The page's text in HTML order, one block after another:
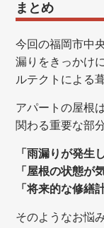
まとめ
今回の福岡市中
漏りをきっかけ
ルテクトによる
アパートの屋根
関わる重要な部
「雨漏りが発生
「屋根の状態が
「将来的な修繕
そのようなお悩